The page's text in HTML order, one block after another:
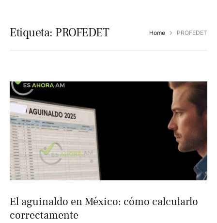
Etiqueta: PROFEDET Home PROFEDET
El aguinaldo en México: cómo calcularlo
correctamente